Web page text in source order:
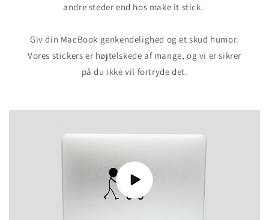
andre steder end hos make it stick.
Giv din MacBook genkendelighed og et skud humor.
Vores stickers er højtelskede af mange, og vi er sikrer
på du ikke vil fortryde det.